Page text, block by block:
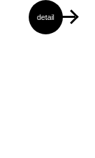
detail